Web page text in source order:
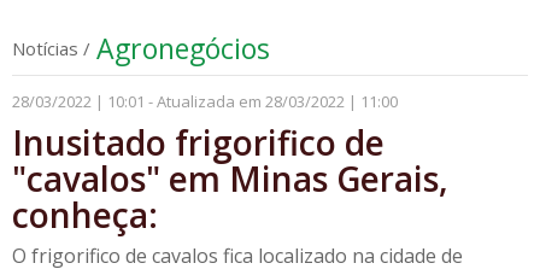
Notícias / Agronegócios
28/03/2022 | 10:01 - Atualizada em 28/03/2022 | 11:00
Inusitado frigorifico de
"cavalos" em Minas Gerais,
conheça:
O frigorifico de cavalos fica localizado na cidade de